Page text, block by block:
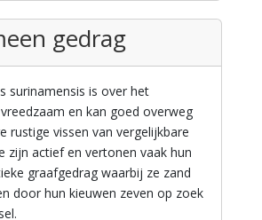
gedrag
surinamensis is over het
en kan goed overweg
rustige vissen van vergelijkbare
zijn actief en vertonen vaak hun
graafgedrag waarbij ze zand
door hun kieuwen zeven op zoek